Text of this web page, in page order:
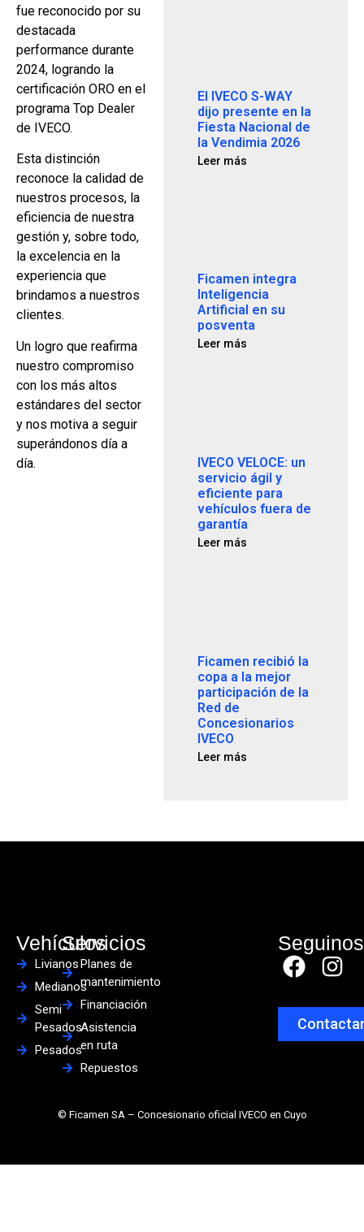
El IVECO S-WAY
dijo presente en la
Fiesta Nacional de
la Vendimia 2026
Leer más
Ficamen integra
Inteligencia
Artificial en su
posventa
Leer más
IVECO VELOCE: un
servicio ágil y
eficiente para
vehículos fuera de
garantía
Leer más
Ficamen recibió la
copa a la mejor
participación de la
Red de
Concesionarios
IVECO
Leer más
fue reconocido por su
destacada
performance durante
2024, logrando la
certificación ORO en el
programa Top Dealer
de IVECO.
Esta distinción
reconoce la calidad de
nuestros procesos, la
eficiencia de nuestra
gestión y, sobre todo,
la excelencia en la
experiencia que
brindamos a nuestros
clientes.
Un logro que reafirma
nuestro compromiso
con los más altos
estándares del sector
y nos motiva a seguir
superándonos día a
día.
Vehículos
Livianos
Medianos
Semi
Pesados
Pesados
Servicios
Planes de
mantenimiento
Financiación
Asistencia
en ruta
Repuestos
Seguinos
© Ficamen SA – Concesionario oficial IVECO en Cuyo